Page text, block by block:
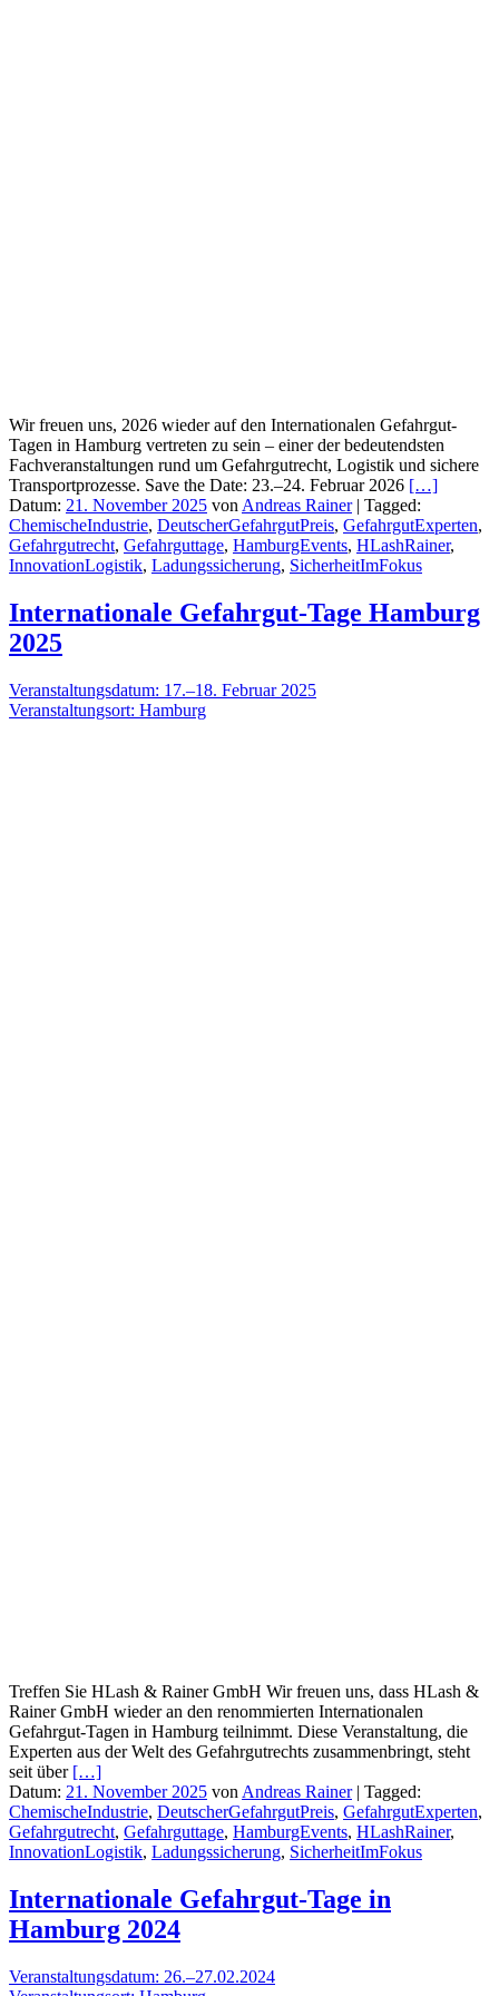
Wir freuen uns, 2026 wieder auf den Internationalen Gefahrgut-
Tagen in Hamburg vertreten zu sein – einer der bedeutendsten
Fachveranstaltungen rund um Gefahrgutrecht, Logistik und sichere
Transportprozesse. Save the Date: 23.–24. Februar 2026 […]
Datum: 21. November 2025 vonAndreas Rainer| Tagged:
ChemischeIndustrie, DeutscherGefahrgutPreis, GefahrgutExperten,
Gefahrgutrecht, Gefahrguttage, HamburgEvents, HLashRainer,
InnovationLogistik, Ladungssicherung, SicherheitImFokus
Internationale Gefahrgut-Tage Hamburg
2025
Veranstaltungsdatum: 17.–18. Februar 2025
Veranstaltungsort: Hamburg
Treffen Sie HLash & Rainer GmbH Wir freuen uns, dass HLash &
Rainer GmbH wieder an den renommierten Internationalen
Gefahrgut-Tagen in Hamburg teilnimmt. Diese Veranstaltung, die
Experten aus der Welt des Gefahrgutrechts zusammenbringt, steht
seit über […]
Datum: 21. November 2025 von Andreas Rainer| Tagged:
ChemischeIndustrie, DeutscherGefahrgutPreis, GefahrgutExperten,
Gefahrgutrecht, Gefahrguttage, HamburgEvents, HLashRainer,
InnovationLogistik, Ladungssicherung, SicherheitImFokus
Internationale Gefahrgut-Tage in
Hamburg 2024
Veranstaltungsdatum: 26.–27.02.2024